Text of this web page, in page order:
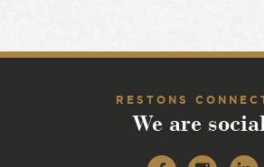
RESTONS
We are